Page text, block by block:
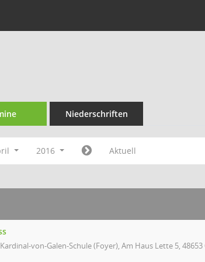
Niederschriften
2016 Aktuell
Kardinal-von-Galen-Schule (Foyer), Am Haus Lette 5, 48653